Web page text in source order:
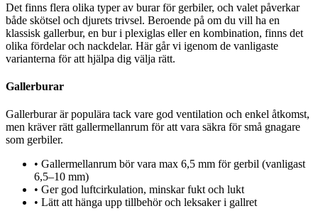
Det finns flera olika typer av burar för gerbiler, och valet påverkar
både skötsel och djurets trivsel. Beroende på om du vill ha en
klassisk gallerbur, en bur i plexiglas eller en kombination, finns det
olika fördelar och nackdelar. Här går vi igenom de vanligaste
varianterna för att hjälpa dig välja rätt.
Gallerburar
Gallerburar är populära tack vare god ventilation och enkel åtkomst,
men kräver rätt gallermellanrum för att vara säkra för små gnagare
som gerbiler.
• Gallermellanrum bör vara max 6,5 mm för gerbil (vanligast
6,5–10 mm)
• Ger god luftcirkulation, minskar fukt och lukt
• Lätt att hänga upp tillbehör och leksaker i gallret